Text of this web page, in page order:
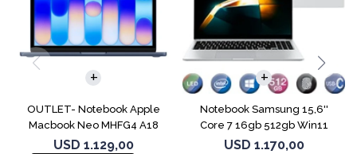
OUTLET- Notebook Apple
Macbook Neo MHFG4 A18
Pro 512GB 8GB
USD 1.129,00
COMPARAR
Notebook Samsung 15,6''
Core 7 16gb 512gb Win11
USD 1.170,00
COMPARAR